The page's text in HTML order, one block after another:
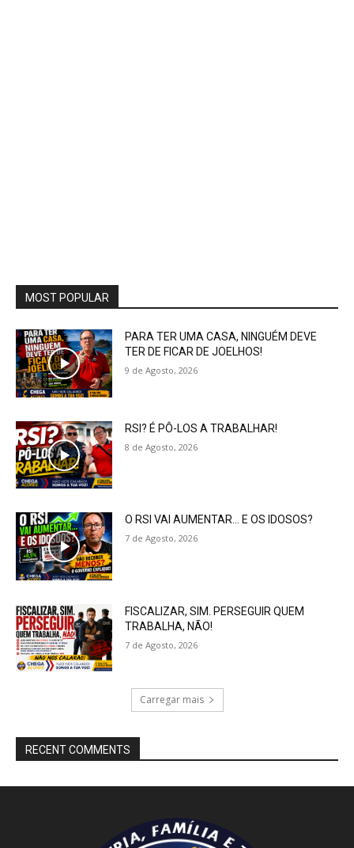
MOST POPULAR
PARA TER UMA CASA, NINGUÉM DEVE
TER DE FICAR DE JOELHOS!
9 de Agosto, 2026
RSI? É PÔ-LOS A TRABALHAR!
8 de Agosto, 2026
O RSI VAI AUMENTAR… E OS IDOSOS?
7 de Agosto, 2026
FISCALIZAR, SIM. PERSEGUIR QUEM
TRABALHA, NÃO!
7 de Agosto, 2026
Carregar mais
RECENT COMMENTS